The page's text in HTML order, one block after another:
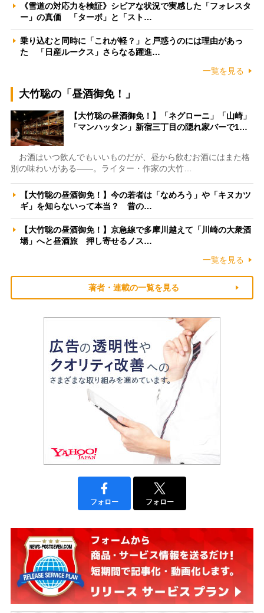
《雪道の対応力を検証》シビアな状況で実感した「フォレスタ
ー」の真価 「ターボ」と「スト…
乗り込むと同時に「これが軽？」と戸惑うのには理由があっ
た 「日産ルークス」さらなる躍進…
一覧を見る
大竹聡の「昼酒御免！」
【大竹聡の昼酒御免！】「ネグローニ」「山崎」
「マンハッタン」新宿三丁目の隠れ家バーで1…
お酒はいつ飲んでもいいものだが、昼から飲むお酒にはまた格
別の味わいがある――。ライター・作家の大竹…
【大竹聡の昼酒御免！】今の若者は「なめろう」や「キヌカツ
ギ」を知らないって本当？ 昔の…
【大竹聡の昼酒御免！】京急線で多摩川越えて「川崎の大衆酒
場」へと昼酒旅 押し寄せるノス…
一覧を見る
著者・連載の一覧を見る
フォロー フォロー